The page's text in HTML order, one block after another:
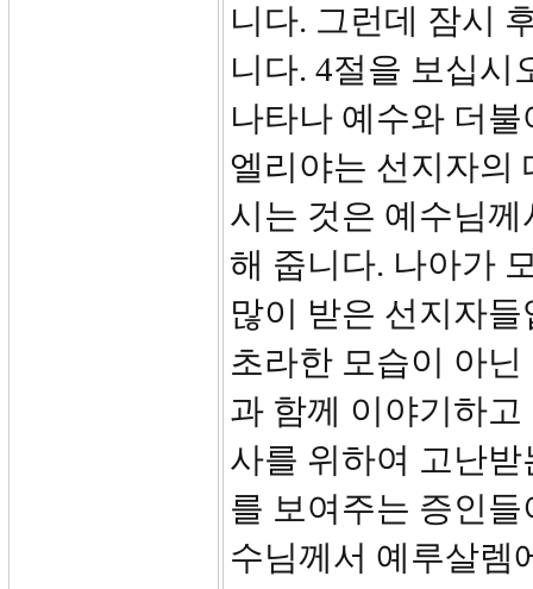
니다. 그런데 잠시
니다. 4절을 보십시
나타나 예수와 더
엘리야는 선지자의
시는 것은 예수님
해 줍니다. 나아가
많이 받은 선지자
초라한 모습이 아
과 함께 이야기하
사를 위하여 고난
를 보여주는 증인
수님께서 예루살렘